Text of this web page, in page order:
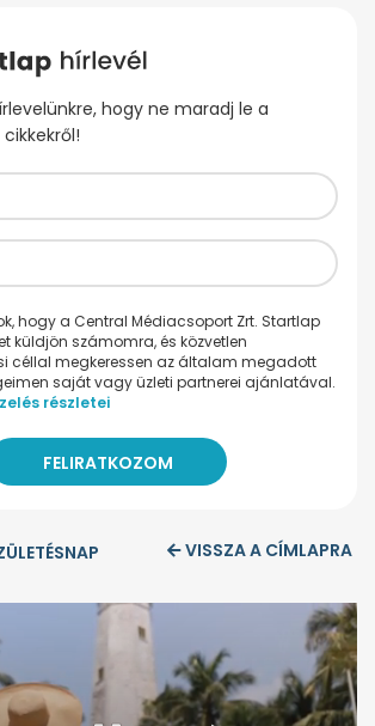
hogy ne maradj le a
hogy a Central Médiacsoport Zrt. Startlap
küldjön számomra, és közvetlen
céllal megkeressen az általam megadott
saját vagy üzleti partnerei ajánlatával.
részletei
VISSZA A CÍMLAPRA